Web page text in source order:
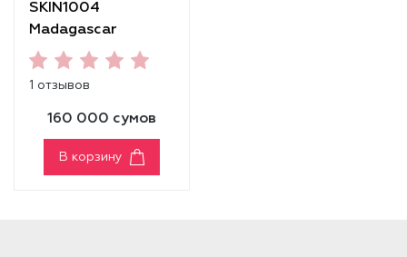
SKIN1004
Madagascar
Centella Tone
Brightening Capsule
1 отзывов
160 000 сумов
В корзину